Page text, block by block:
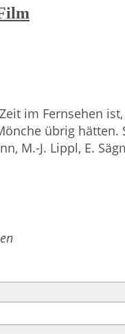
im Fernsehen
übrig
M.-J. Lippl, E.